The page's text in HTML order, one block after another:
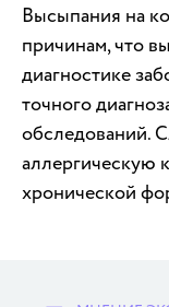
Высыпания на
причинам, что
диагностике
точного
обследований.
аллергическую
хронической